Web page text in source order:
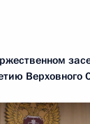
Верховного